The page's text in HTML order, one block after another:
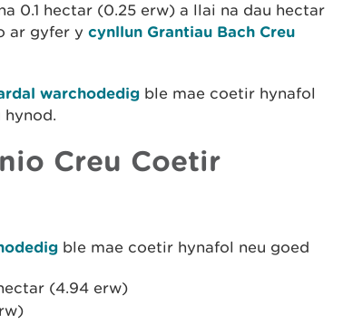
0.1 hectar (0.25 erw) a llai na dau hectar
ar gyfer y cynllun Grantiau Bach Creu
warchodedig ble mae coetir hynafol
hynod.
Creu Coetir
ble mae coetir hynafol neu goed
(4.94 erw)